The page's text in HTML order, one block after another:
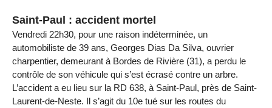
Saint-Paul : accident mortel
Vendredi 22h30, pour une raison indéterminée, un
automobiliste de 39 ans, Georges Dias Da Silva, ouvrier
charpentier, demeurant à Bordes de Rivière (31), a perdu le
contrôle de son véhicule qui s’est écrasé contre un arbre.
L’accident a eu lieu sur la RD 638, à Saint-Paul, près de Saint-
Laurent-de-Neste. Il s’agit du 10e tué sur les routes du